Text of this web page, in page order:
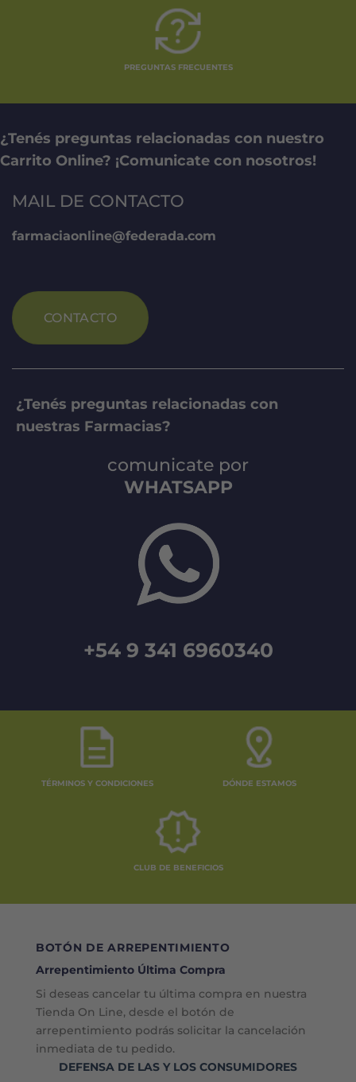
PREGUNTAS FRECUENTES
¿Tenés preguntas relacionadas con nuestro
Carrito Online? ¡Comunicate con nosotros!
MAIL DE CONTACTO
farmaciaonline@federada.com
CONTACTO
¿Tenés preguntas relacionadas con
nuestras Farmacias?
comunicate por
WHATSAPP
+54 9 341 6960340
TÉRMINOS Y CONDICIONES DÓNDE ESTAMOS
CLUB DE BENEFICIOS
BOTÓN DE ARREPENTIMIENTO
Arrepentimiento Última Compra
Si deseas cancelar tu última compra en nuestra
Tienda On Line, desde el botón de
arrepentimiento podrás solicitar la cancelación
inmediata de tu pedido.
DEFENSA DE LAS Y LOS CONSUMIDORES